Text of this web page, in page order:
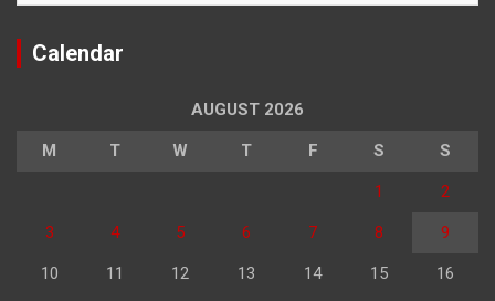
Calendar
AUGUST 2026
M T W T F S S
1 2
3 4 5 6 7 8 9
10 11 12 13 14 15 16